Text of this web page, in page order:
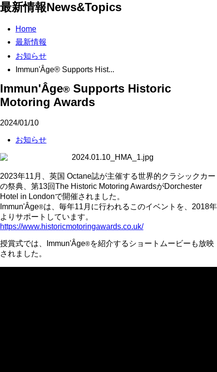
最新情報News&Topics
Home
最新情報
お知らせ
Immun'Âge®︎ Supports Hist...
Immun'Âge®︎ Supports Historic
Motoring Awards
2024/01/10
お知らせ
2023年11 月、英国 Octane誌が主催する世界的クラシックカー
の祭典、第13回The Historic Motoring AwardsがDorchester
Hotel in Londonで開催されました。
Immun'Âge®︎は、毎年11 月に行われるこのイベントを、 2018年
よりサポートしています。
https://www.historicmotoringawards.co.uk/
授賞式では、 Immun'Âge®︎を紹介するショートムービーも放映
されました。